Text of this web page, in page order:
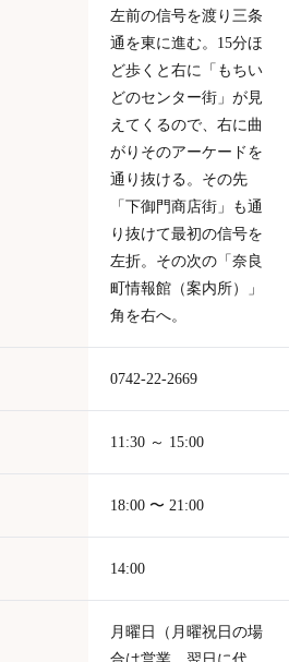
左前の信号を渡り三条
通を東に進む。15分ほ
ど歩くと右に「もちい
どのセンター街」が見
えてくるので、右に曲
がりそのアーケードを
通り抜ける。その先
「下御門商店街」も通
り抜けて最初の信号を
左折。その次の「奈良
町情報館（案内所）」
角を右へ。
0742-22-2669
11:30 ～ 15:00
18:00 〜 21:00
14:00
月曜日（月曜祝日の場